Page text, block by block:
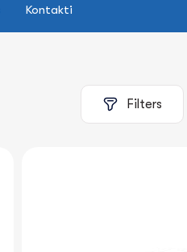
Kontakti
Filters